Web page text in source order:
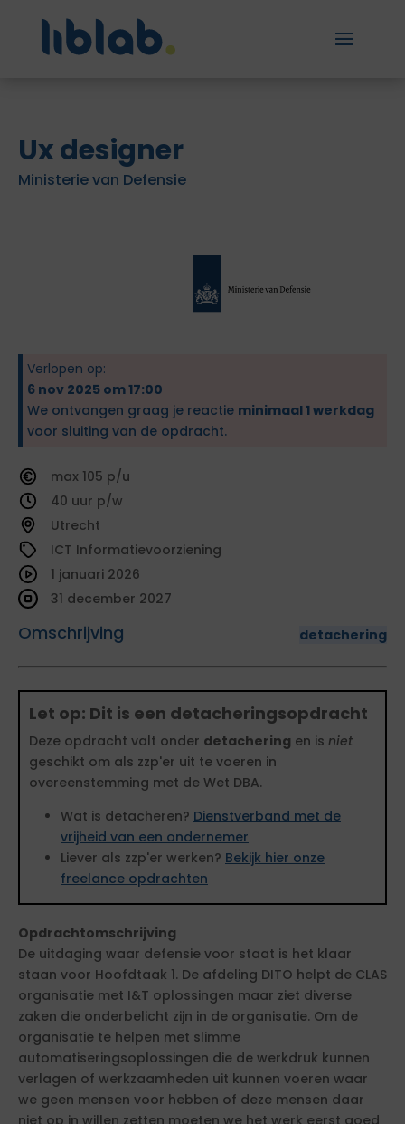
Ux designer
Ministerie van Defensie
Verlopen op:
6 nov 2025 om 17:00
We ontvangen graag je reactie minimaal 1 werkdag
voor sluiting van de opdracht.
105
40
Utrecht
ICT Informatievoorziening
Omschrijving detachering
1 januari 2026
31 december 2027
Let op: Dit is een detacheringsopdracht
Deze opdracht valt onder detachering en is niet
geschikt om als zzp'er uit te voeren in
overeenstemming met de Wet DBA.
Wat is detacheren? Dienstverband met de
vrijheid van een ondernemer
Liever als zzp'er werken? Bekijk hier onze
freelance opdrachten
Opdrachtomschrijving
De uitdaging waar defensie voor staat is het klaar
staan voor Hoofdtaak 1. De afdeling DITO helpt de CLAS
organisatie met I&T oplossingen maar ziet diverse
zaken die onderbelicht zijn in de organisatie. Om de
organisatie te helpen met slimme
automatiseringsoplossingen die de werkdruk kunnen
verlagen of werkzaamheden uit kunnen voeren waar
we geen mensen voor hebben of deze mensen daar
niet op in willen zetten moeten we het werk eerst goed